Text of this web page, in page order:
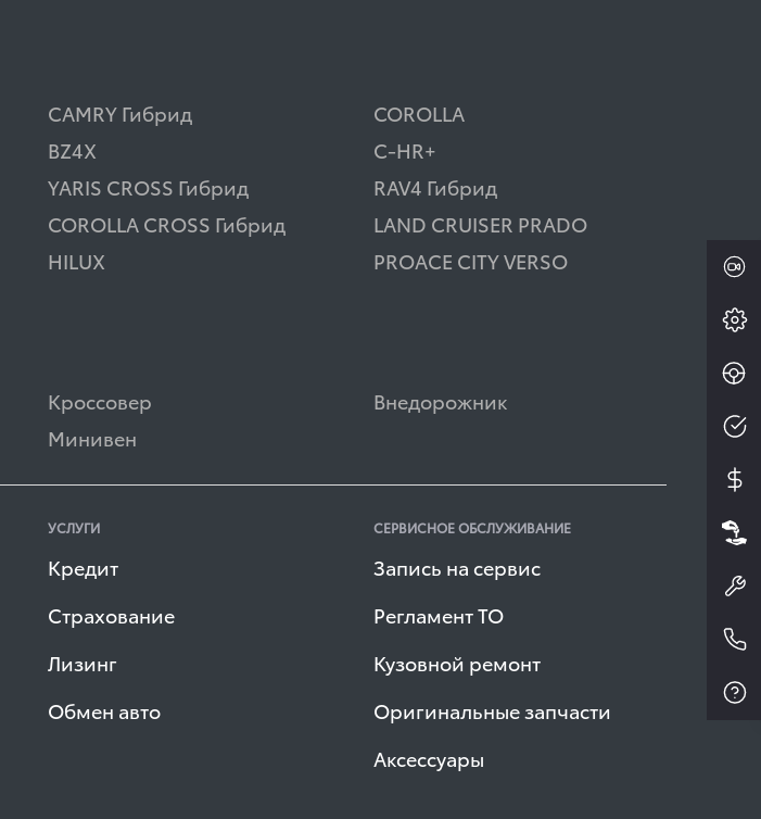
CAMRY Гибрид
COROLLA
BZ4X
C-HR+
YARIS CROSS Гибрид
RAV4 Гибрид
COROLLA CROSS Гибрид
LAND CRUISER PRADO
HILUX
PROACE CITY VERSO
Кроссовер
Внедорожник
Минивен
УСЛУГИ
Кредит
Страхование
Лизинг
Обмен авто
СЕРВИСНОЕ ОБСЛУЖИВАНИЕ
Запись на сервис
Регламент ТО
Кузовной ремонт
Оригинальные запчасти
Аксессуары